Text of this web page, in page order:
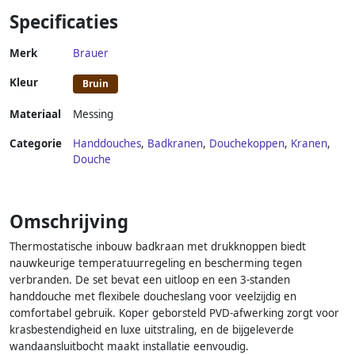
Specificaties
Merk Brauer
Kleur Bruin
Materiaal Messing
Categorie Handdouches, Badkranen, Douchekoppen, Kranen,
Douche
Omschrijving
Thermostatische inbouw badkraan met drukknoppen biedt
nauwkeurige temperatuurregeling en bescherming tegen
verbranden. De set bevat een uitloop en een 3-standen
handdouche met flexibele doucheslang voor veelzijdig en
comfortabel gebruik. Koper geborsteld PVD-afwerking zorgt voor
krasbestendigheid en luxe uitstraling, en de bijgeleverde
wandaansluitbocht maakt installatie eenvoudig.